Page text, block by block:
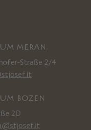
MERAN
Straße 2/4
BOZEN
2D